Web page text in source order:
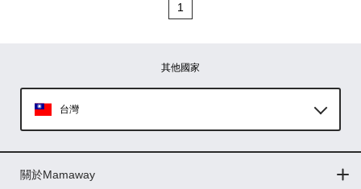
1
其他國家
台灣
印尼
關於Mamaway